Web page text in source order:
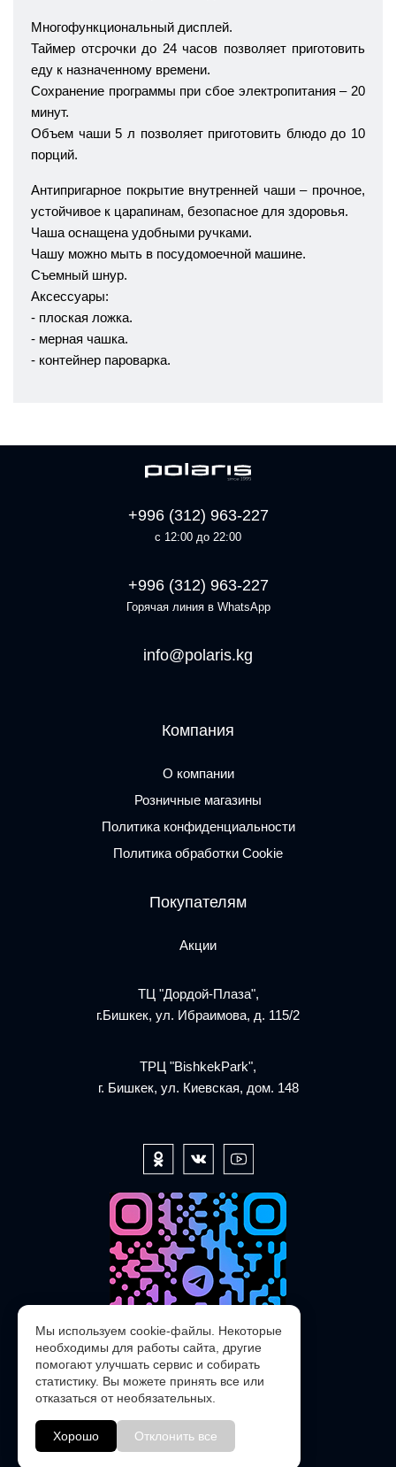
Многофункциональный дисплей.
Таймер отсрочки до 24 часов позволяет приготовить
еду к назначенному времени.
Сохранение программы при сбое электропитания – 20
минут.
Объем чаши 5 л позволяет приготовить блюдо до 10
порций.
Антипригарное покрытие внутренней чаши – прочное,
устойчивое к царапинам, безопасное для здоровья.
Чаша оснащена удобными ручками.
Чашу можно мыть в посудомоечной машине.
Съемный шнур.
Аксессуары:
- плоская ложка.
- мерная чашка.
- контейнер пароварка.
+996 (312) 963-227
с 12:00 до 22:00
+996 (312) 963-227
Горячая линия в WhatsApp
info@polaris.kg
Компания
О компании
Розничные магазины
Политика конфиденциальности
Политика обработки Cookie
Покупателям
Акции
ТЦ "Дордой-Плаза",
г.Бишкек, ул. Ибраимова, д. 115/2
ТРЦ "BishkekPark",
г. Бишкек, ул. Киевская, дом. 148
@POLARIS_SERVICE_KG_bot
Мы используем cookie-файлы. Некоторые
необходимы для работы сайта, другие
помогают улучшать сервис и собирать
статистику. Вы можете принять все или
отказаться от необязательных.
Хорошо Отклонить все